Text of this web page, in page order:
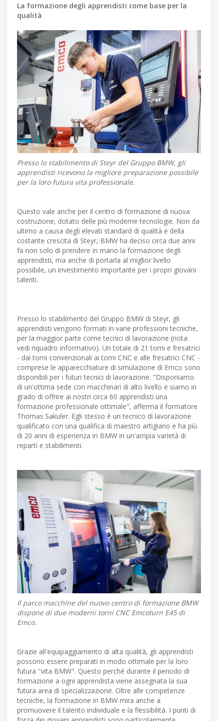
La formazione degli apprendisti come base per la
qualità
Presso lo stabilimento di Steyr del Gruppo BMW, gli
apprendisti ricevono la migliore preparazione possibile
per la loro futura vita professionale.
Questo vale anche per il centro di formazione di nuova
costruzione, dotato delle più moderne tecnologie. Non da
ultimo a causa degli elevati standard di qualità e della
costante crescita di Steyr, BMW ha deciso circa due anni
fa non solo di prendere in mano la formazione degli
apprendisti, ma anche di portarla al miglior livello
possibile, un investimento importante per i propri giovani
talenti.
Presso lo stabilimento del Gruppo BMW di Steyr, gli
apprendisti vengono formati in varie professioni tecniche,
per la maggior parte come tecnici di lavorazione (nota:
vedi riquadro informativo). Un totale di 21 torni e fresatrici
- dai torni convenzionali ai torni CNC e alle fresatrici CNC -
comprese le apparecchiature di simulazione di Emco sono
disponibili per i futuri tecnici di lavorazione. "Disponiamo
di un'ottima sede con macchinari di alto livello e siamo in
grado di offrire ai nostri circa 60 apprendisti una
formazione professionale ottimale", afferma il formatore
Thomas Sakuler. Egli stesso è un tecnico di lavorazione
qualificato con una qualifica di maestro artigiano e ha più
di 20 anni di esperienza in BMW in un'ampia varietà di
reparti e stabilimenti.
Il parco macchine del nuovo centro di formazione BMW
dispone di due moderni torni CNC Emcoturn E45 di
Emco.
Grazie all'equipaggiamento di alta qualità, gli apprendisti
possono essere preparati in modo ottimale per la loro
futura "vita BMW". Questo perché durante il periodo di
formazione a ogni apprendista viene assegnata la sua
futura area di specializzazione. Oltre alle competenze
tecniche, la formazione in BMW mira anche a
promuovere il talento individuale e la flessibilità. I punti di